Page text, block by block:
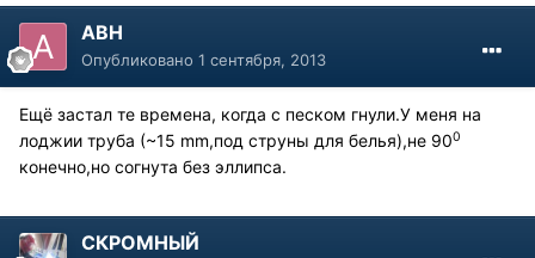
АВН
Опубликовано 1 сентября, 2013
Ещё застал те времена, когда с песком гнули.У меня на
лоджии труба (~15 mm,под струны для белья),не 900
конечно,но согнута без эллипса.
СКРОМНЫЙ